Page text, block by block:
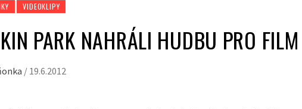
VIDEOKLIPY
PARK NAHRÁLI HUDBU PRO FILM
/ 19.6.2012